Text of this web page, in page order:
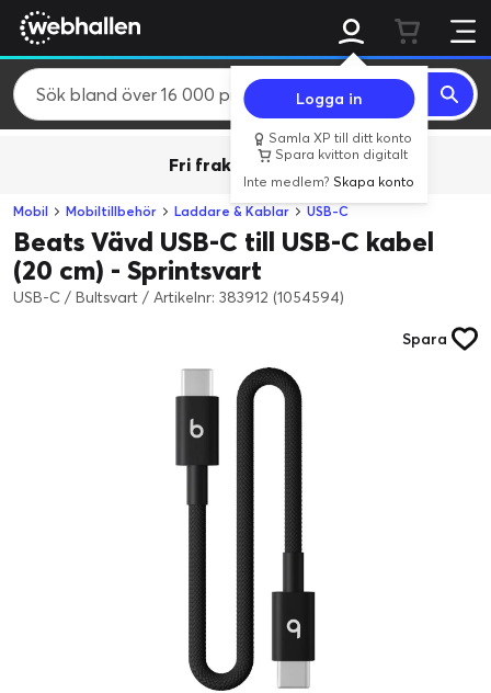
Logga in
Samla XP till ditt konto
Spara kvitton digitalt
Inte medlem?Skapa konto
Fri frakt över 800 kr.
Mobil Mobiltillbehör Laddare & Kablar USB-C
Beats Vävd USB-C till USB-C kabel
(20 cm) - Sprintsvart
USB-C / Bultsvart / Artikelnr: 383912 (1054594)
Spara